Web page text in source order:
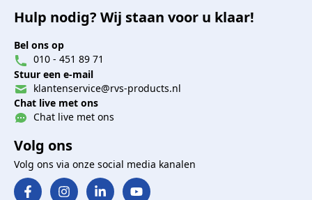
Hulp nodig? Wij staan voor u klaar!
Bel ons op
010 - 451 89 71
Stuur een e-mail
klantenservice@rvs-products.nl
Chat live met ons
Chat live met ons
Volg ons
Volg ons via onze social media kanalen